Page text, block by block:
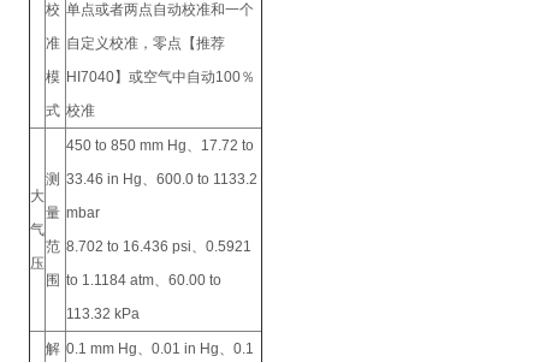
校
准
模
式
单点或者两点自动校准和一个
自定义校准，零点【推荐
HI7040】或空气中自动100％
校准
大
气
压
测
量
范
围
450 to 850 mm Hg、17.72 to
33.46 in Hg、600.0 to 1133.2
mbar
8.702 to 16.436 psi、0.5921
to 1.1184 atm、60.00 to
113.32 kPa
解 0.1 mm Hg、0.01 in Hg、0.1